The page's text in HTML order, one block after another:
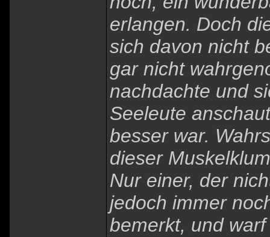
erlangen. Doch
sich davon nicht
gar nicht
nachdachte und
Seeleute
besser war.
dieser
Nur einer, der
jedoch immer
bemerkt, und